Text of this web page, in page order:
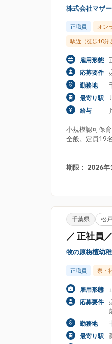
株式会社マザ
正職員 オン
駅近（徒歩10分
雇用形態
応募要件
勤務地
最寄り駅
給与
小規模認可保
全般。定員19
期限： 2026年
千葉県 松
／ 正社員
牧の原栴檀幼
正職員 寮・
雇用形態
応募要件
勤務地
最寄り駅